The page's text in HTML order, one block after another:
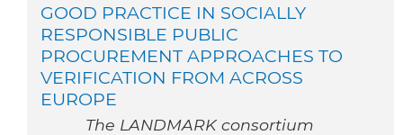
GOOD PRACTICE IN SOCIALLY
RESPONSIBLE PUBLIC
PROCUREMENT APPROACHES TO
VERIFICATION FROM ACROSS
EUROPE
The LANDMARK consortium